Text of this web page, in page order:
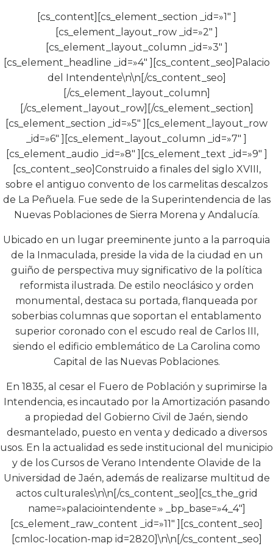
[cs_content][cs_element_section _id=»1″ ]
[cs_element_layout_row _id=»2″ ]
[cs_element_layout_column _id=»3″ ]
[cs_element_headline _id=»4″ ][cs_content_seo]Palacio
del Intendente\n\n[/cs_content_seo]
[/cs_element_layout_column]
[/cs_element_layout_row][/cs_element_section]
[cs_element_section _id=»5″ ][cs_element_layout_row
_id=»6″ ][cs_element_layout_column _id=»7″ ]
[cs_element_audio _id=»8″ ][cs_element_text _id=»9″ ]
[cs_content_seo]Construido a finales del siglo XVIII,
sobre el antiguo convento de los carmelitas descalzos
de La Peñuela. Fue sede de la Superintendencia de las
Nuevas Poblaciones de Sierra Morena y Andalucía.
Ubicado en un lugar preeminente junto a la parroquia
de la Inmaculada, preside la vida de la ciudad en un
guiño de perspectiva muy significativo de la política
reformista ilustrada. De estilo neoclásico y orden
monumental, destaca su portada, flanqueada por
soberbias columnas que soportan el entablamento
superior coronado con el escudo real de Carlos III,
siendo el edificio emblemático de La Carolina como
Capital de las Nuevas Poblaciones.
En 1835, al cesar el Fuero de Población y suprimirse la
Intendencia, es incautado por la Amortización pasando
a propiedad del Gobierno Civil de Jaén, siendo
desmantelado, puesto en venta y dedicado a diversos
usos. En la actualidad es sede institucional del municipio
y de los Cursos de Verano Intendente Olavide de la
Universidad de Jaén, además de realizarse multitud de
actos culturales.\n\n[/cs_content_seo][cs_the_grid
name=»palaciointendente » _bp_base=»4_4″]
[cs_element_raw_content _id=»11″ ][cs_content_seo]
[cmloc-location-map id=2820]\n\n[/cs_content_seo]